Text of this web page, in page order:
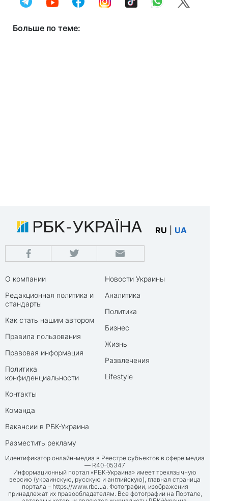
Больше по теме:
RU UA
О компании
Редакционная политика и
стандарты
Как стать нашим автором
Правила пользования
Правовая информация
Политика
конфиденциальности
Контакты
Команда
Вакансии в РБК-Украина
Разместить рекламу
Новости Украины
Аналитика
Политика
Бизнес
Жизнь
Развлечения
Lifestyle
Идентификатор онлайн-медиа в Реестре субъектов в сфере медиа
— R40-05347
Информационный портал «РБК-Украина» имеет трехязычную
версию (украинскую, русскую и английскую), главная страница
портала – https://www.rbc.ua. Фотографии, изображения
принадлежат их правообладателям. Все фотографии на Портале,